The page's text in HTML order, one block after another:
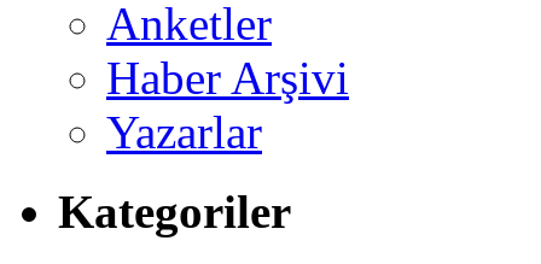
Anketler
Haber Arşivi
Yazarlar
Kategoriler